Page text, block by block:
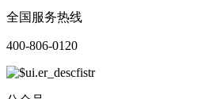
全国服务热线
400-806-0120